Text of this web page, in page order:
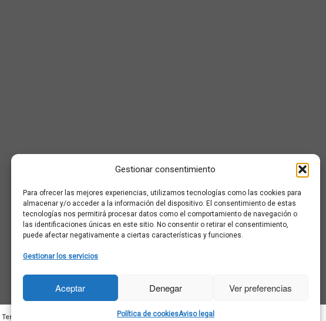
Gestionar consentimiento
Para ofrecer las mejores experiencias, utilizamos tecnologías como las cookies para
almacenar y/o acceder a la información del dispositivo. El consentimiento de estas
tecnologías nos permitirá procesar datos como el comportamiento de navegación o
las identificaciones únicas en este sitio. No consentir o retirar el consentimiento,
puede afectar negativamente a ciertas características y funciones.
Gestionar los servicios
Aceptar Denegar Ver preferencias
Política de cookiesAviso legal
Tema Customizr